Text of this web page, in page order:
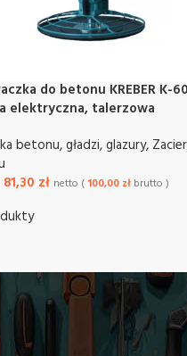
do betonu KREBER K-
elektryczna, talerzowa
betonu, gładzi, glazury,
81,30 zł netto ( 100,00 zł brutto )